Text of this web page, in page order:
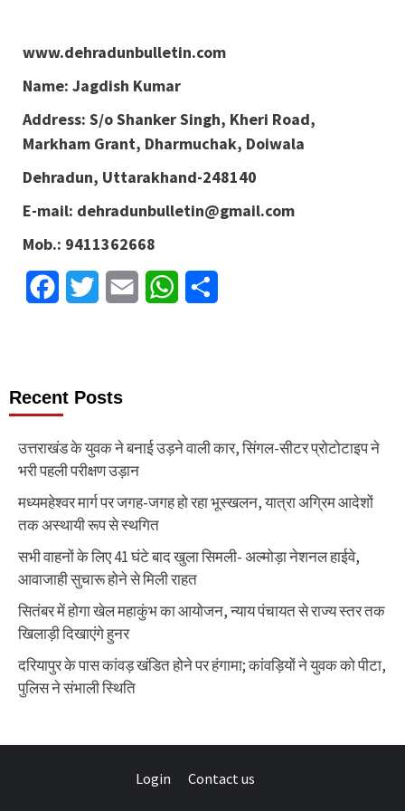
www.dehradunbulletin.com
Name: Jagdish Kumar
Address: S/o Shanker Singh, Kheri Road,
Markham Grant, Dharmuchak, Doiwala
Dehradun, Uttarakhand-248140
E-mail: dehradunbulletin@gmail.com
Mob.: 9411362668
FacebookTwitter Email WhatsApp
Recent Posts
उत्तराखंड के युवक ने बनाई उड़ने वाली कार, सिंगल-सीटर प्रोटोटाइप ने
भरी पहली परीक्षण उड़ान
मध्यमहेश्वर मार्ग पर जगह-जगह हो रहा भूस्खलन, यात्रा अग्रिम आदेशों
तक अस्थायी रूप से स्थगित
सभी वाहनों के लिए 41 घंटे बाद खुला सिमली- अल्मोड़ा नेशनल हाईवे,
आवाजाही सुचारू होने से मिली राहत
सितंबर में होगा खेल महाकुंभ का आयोजन, न्याय पंचायत से राज्य स्तर तक
खिलाड़ी दिखाएंगे हुनर
दरियापुर के पास कांवड़ खंडित होने पर हंगामा; कांवड़ियों ने युवक को पीटा,
पुलिस ने संभाली स्थिति
Login Contact us